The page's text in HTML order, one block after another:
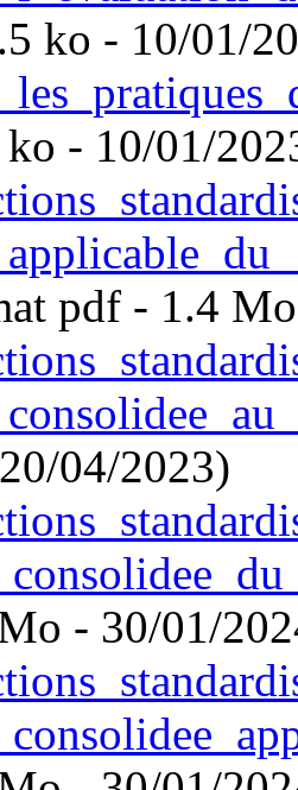
ko - 10/01/
- 10/01/
pdf - 1.4
04/2023)
- 30/01/